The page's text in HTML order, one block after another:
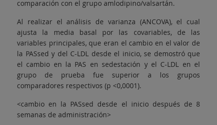
comparación con el grupo amlodipino/valsartán.
Al realizar el análisis de varianza (ANCOVA), el cual
ajusta la media basal por las covariables, de las
variables principales, que eran el cambio en el valor de
la PASsed y del C-LDL desde el inicio, se demostró que
el cambio en la PAS en sedestación y el C-LDL en el
grupo de prueba fue superior a los grupos
comparadores respectivos (p <0,0001).
<cambio en la PASsed desde el inicio después de 8
semanas de administración>